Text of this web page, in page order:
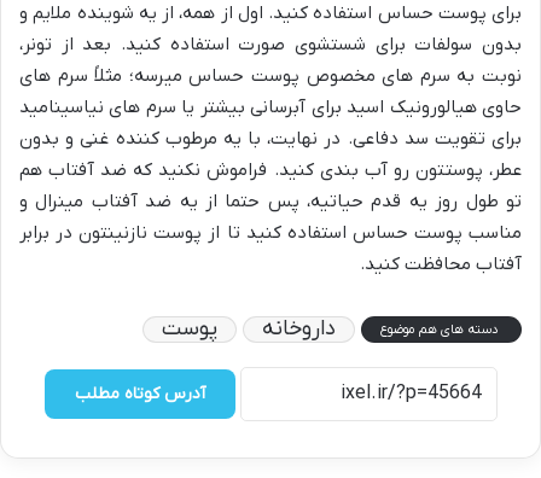
برای پوست حساس استفاده کنید. اول از همه، از یه شوینده ملایم و
بدون سولفات برای شستشوی صورت استفاده کنید. بعد از تونر،
نوبت به سرم های مخصوص پوست حساس میرسه؛ مثلاً سرم های
حاوی هیالورونیک اسید برای آبرسانی بیشتر یا سرم های نیاسینامید
برای تقویت سد دفاعی. در نهایت، با یه مرطوب کننده غنی و بدون
عطر، پوستتون رو آب بندی کنید. فراموش نکنید که ضد آفتاب هم
تو طول روز یه قدم حیاتیه، پس حتما از یه ضد آفتاب مینرال و
مناسب پوست حساس استفاده کنید تا از پوست نازنینتون در برابر
آفتاب محافظت کنید.
دسته های هم موضوع داروخانه پوست
آدرس کوتاه مطلب